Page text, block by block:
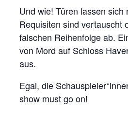
A
L
:
M
O
R
D
Und wie! Türen lassen
Requisiten sind vertauscht
falschen Reihenfolge ab.
von Mord auf Schloss
aus.
Egal, die
show must go on!